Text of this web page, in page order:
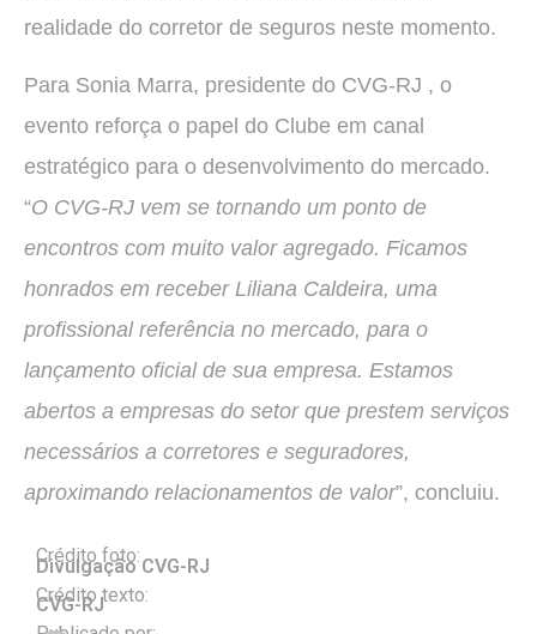
realidade do corretor de seguros neste momento.
Para Sonia Marra, presidente do CVG-RJ , o
evento reforça o papel do Clube em canal
estratégico para o desenvolvimento do mercado.
“O CVG-RJ vem se tornando um ponto de
encontros com muito valor agregado. Ficamos
honrados em receber Liliana Caldeira, uma
profissional referência no mercado, para o
lançamento oficial de sua empresa. Estamos
abertos a empresas do setor que prestem serviços
necessários a corretores e seguradores,
aproximando relacionamentos de valor”, concluiu.
Crédito foto:
Divulgação CVG-RJ
Crédito texto:
CVG-RJ